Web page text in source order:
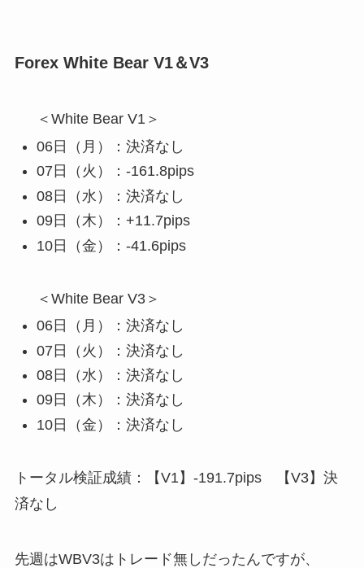
Forex White Bear V1＆V3
＜White Bear V1＞
06日（月）：決済なし
07日（火）：-161.8pips
08日（水）：決済なし
09日（木）：+11.7pips
10日（金）：-41.6pips
＜White Bear V3＞
06日（月）：決済なし
07日（火）：決済なし
08日（水）：決済なし
09日（木）：決済なし
10日（金）：決済なし
トータル検証成績：【V1】-191.7pips 【V3】決
済なし
先週はWBV3はトレード無しだったんですが、